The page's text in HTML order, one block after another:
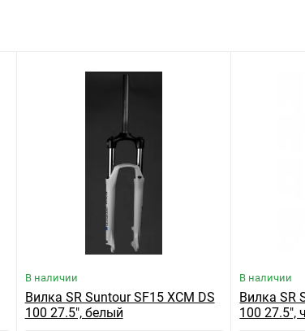
В наличии
Вилка SR Suntour SF15 XCM DS
100 27.5", белый
В наличии
Вилка SR
100 27.5",